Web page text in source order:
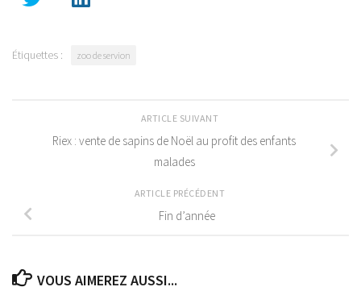
Étiquettes : zoo de servion
ARTICLE SUIVANT
Riex : vente de sapins de Noël au profit des enfants
malades
ARTICLE PRÉCÉDENT
Fin d’année
VOUS AIMEREZ AUSSI...